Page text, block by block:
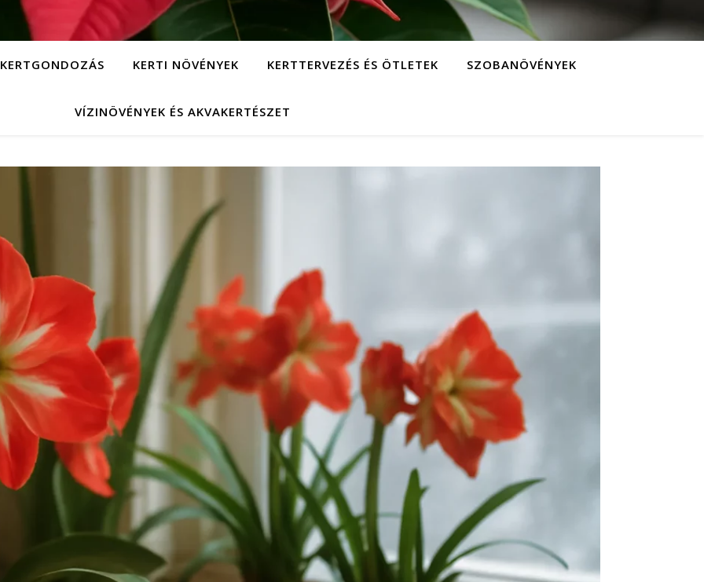
KERTGONDOZÁS KERTI NÖVÉNYEK KERTTERVEZÉS ÉS ÖTLETEK SZOBANÖVÉNYEK
VÍZINÖVÉNYEK ÉS AKVAKERTÉSZET